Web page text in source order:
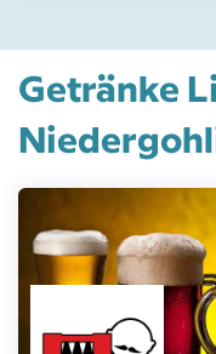
Getränke